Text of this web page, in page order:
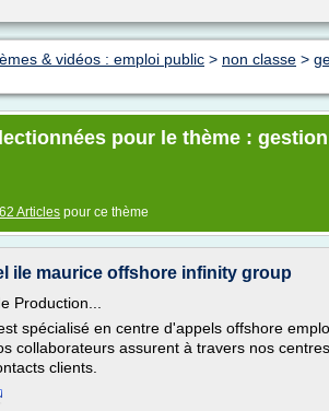
& vidéos : emploi public > non classe >
pour le thème :
62 Articles pour ce thème
ile maurice offshore infinity group
Production...
spécialisé en centre d'appels offshore
collaborateurs assurent à travers nos
clients.